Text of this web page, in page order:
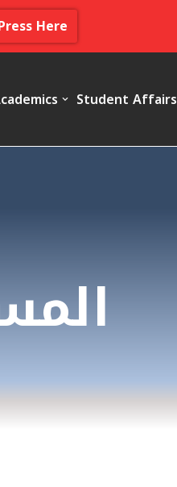
Here
Student Affairs